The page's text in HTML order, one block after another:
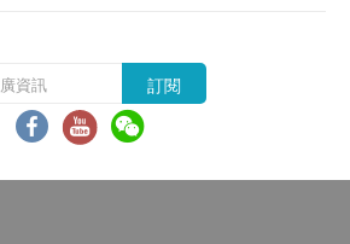
一包。
整包放入水中加熱約3分鐘。
將整包放入熱開水中至熱透(約需換
整包置於瓷碗中放入電鍋半碗水
購之貨品時，有責任檢查貨品是否
經確認簽收，恕不接受退換。
訂閱